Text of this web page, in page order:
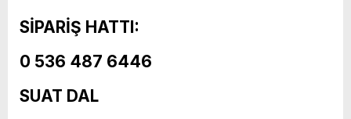
SİPARİŞ HATTI:
0 536 487 6446
SUAT DAL